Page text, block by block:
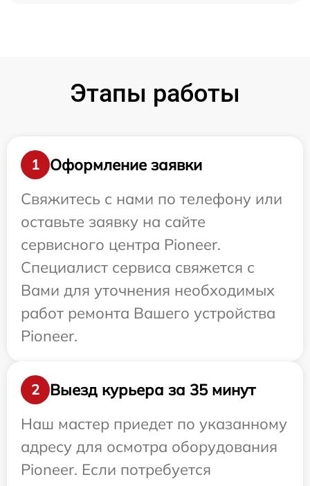
Этапы работы
1
Оформление заявки
Свяжитесь с нами по телефону или
оставьте заявку на сайте
сервисного центра Pioneer.
Специалист сервиса свяжется с
Вами для уточнения необходимых
работ ремонта Вашего устройства
Pioneer.
2
Выезд курьера за 35 минут
Наш мастер приедет по указанному
адресу для осмотра оборудования
Pioneer. Если потребуется